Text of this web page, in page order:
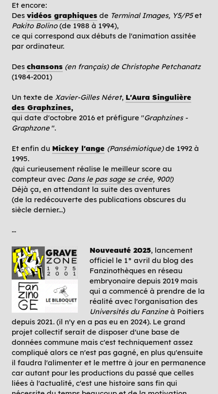
Et encore:
Des vidéos graphiques de Terminal Images, Y5/P5et
Pakito Bolino(de 1988 à 1994),
ce qui correspond aux débuts de l'animation assitée
par ordinateur.
Des chansons (en français) de Christophe Petchanatz
(1984-2001)
Un texte de Xavier-Gilles Néret, L'Aura Singulière
des Graphzines,
qui date d'octobre 2016 et préfigure "Graphzines -
Graphzone".
Et enfin du Mickey l'ange (Pansémiotique)de 1992 à
1995.
(qui curieusement réalise le meilleur score au
compteur avec Dans le pas sage se crée, 900!)
Déjà ça, en attendant la suite des aventures
(de la redécouverte des publications obscures du
siècle dernier...)
...
Nouveauté 2025, lancement
officiel le 1° avril du blog des
Fanzinothèques en réseau
embryonaire depuis 2019 mais
qui a commencé à prendre de la
réalité avec l'organisation des
Universités du Fanzineà Poitiers
depuis 2021. (il n'y en a pas eu en 2024). Le grand
projet collectif serait de disposer d'une base de
données commune mais c'est techniquement assez
compliqué alors ce n'est pas gagné, en plus qu'ensuite
il faudra l'alimenter et le mettre à jour en permanence
car autant pour les productions du passé que celles
liées à l'actualité, c'est une histoire sans fin qui